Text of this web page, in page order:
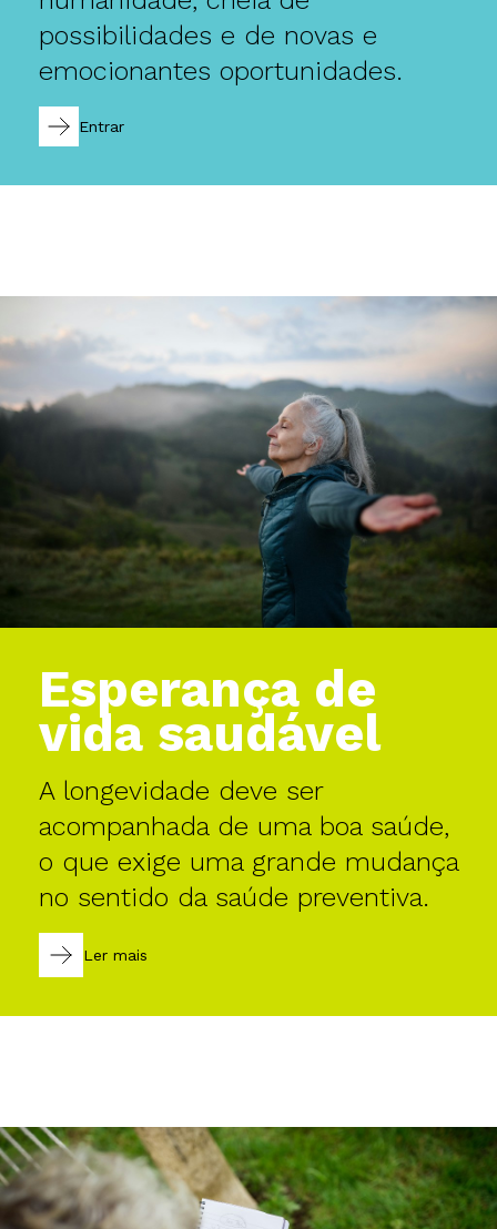
possibilidades e de novas e
emocionantes oportunidades.
Entrar
Esperança de
vida saudável
A longevidade deve ser
acompanhada de uma boa saúde,
o que exige uma grande mudança
no sentido da saúde preventiva.
Ler mais